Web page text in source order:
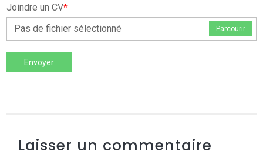
Joindre un CV*
Pas de fichier sélectionné
Parcourir
Envoyer
Laisser un commentaire